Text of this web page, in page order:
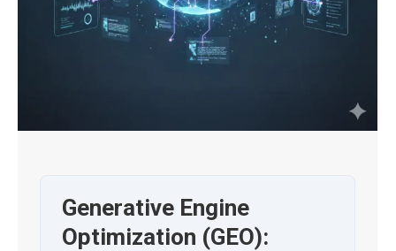
Generative Engine
Optimization (GEO):